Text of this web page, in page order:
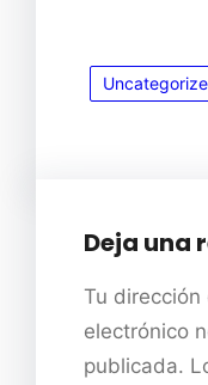
Deja una
Tu dirección
electrónico
publicada.